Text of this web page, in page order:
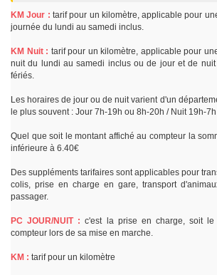
KM Jour : tarif pour un kilomètre, applicable pour
journée du lundi au samedi inclus.
KM Nuit : tarif pour un kilomètre, applicable pour
nuit du lundi au samedi inclus ou de jour et de
fériés.
Les horaires de jour ou de nuit varient d'un
le plus souvent : Jour 7h-19h ou 8h-20h / Nuit 19h-
Quel que soit le montant affiché au compteur la
inférieure à 6.40€
Des suppléments tarifaires sont applicables pour
colis, prise en charge en gare, transport
passager.
PC JOUR/NUIT : c'est la prise en charge, soit
compteur lors de sa mise en marche.
KM : tarif pour un kilomètre